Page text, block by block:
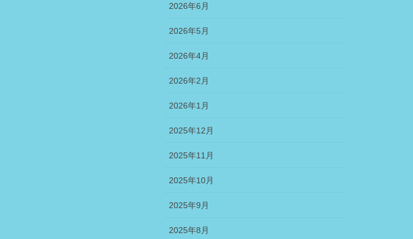
2026年6月
2026年5月
2026年4月
2026年2月
2026年1月
2025年12月
2025年11月
2025年10月
2025年9月
2025年8月